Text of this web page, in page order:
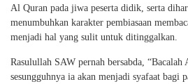
Al Quran pada jiwa peserta didik, serta
menumbuhkan karakter pembiasaan
menjadi hal yang sulit untuk ditinggalkan.
Rasulullah SAW pernah bersabda, “Bacalah
sesungguhnya ia akan menjadi syafaat bagi